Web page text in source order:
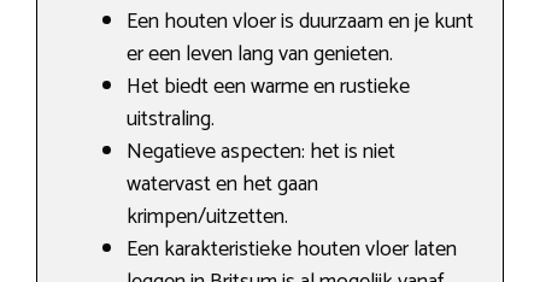
Een houten vloer is duurzaam en je kunt
er een leven lang van genieten.
Het biedt een warme en rustieke
uitstraling.
Negatieve aspecten: het is niet
watervast en het gaan
krimpen/uitzetten.
Een karakteristieke houten vloer laten